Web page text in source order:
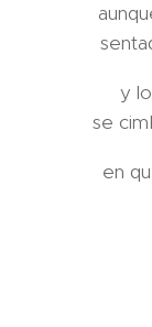
y
se
en